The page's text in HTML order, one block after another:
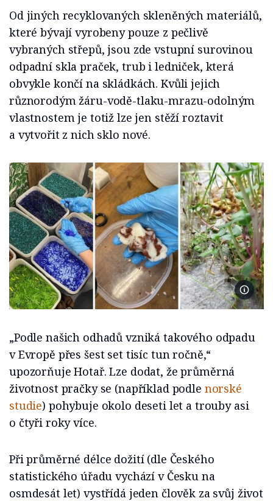
Od jiných recyklovaných skleněných materiálů,
které bývají vyrobeny pouze z pečlivě
vybraných střepů, jsou zde vstupní surovinou
odpadní skla praček, trub i ledniček, která
obvykle končí na skládkách. Kvůli jejich
různorodým žáru-vodě-tlaku-mrazu-odolným
vlastnostem je totiž lze jen stěží roztavit
a vytvořit z nich sklo nové.
Foto
„Podle našich odhadů vzniká takového odpadu
v Evropě přes šest set tisíc tun ročně,“
upozorňuje Hotař. Lze dodat, že průměrná
životnost pračky se (například podle norské
studie) pohybuje okolo deseti let a trouby asi
o čtyři roky více.
Při průměrné délce dožití (dle Českého
statistického úřadu vychází v Česku na
osmdesát let) vystřídá jeden člověk za svůj život